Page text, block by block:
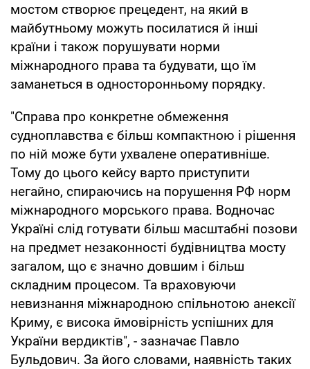
мостом створює прецедент, на який в
майбутньому можуть посилатися й інші
країни і також порушувати норми
міжнародного права та будувати, що їм
заманеться в односторонньому порядку.
"Справа про конкретне обмеження
судноплавства є більш компактною і рішення
по ній може бути ухвалене оперативніше.
Тому до цього кейсу варто приступити
негайно, спираючись на порушення РФ норм
міжнародного морського права. Водночас
Україні слід готувати більш масштабні позови
на предмет незаконності будівництва мосту
загалом, що є значно довшим і більш
складним процесом. Та враховуючи
невизнання міжнародною спільнотою анексії
Криму, є висока ймовірність успішних для
України вердиктів", - зазначає Павло
Бульдович. За його словами, наявність таких